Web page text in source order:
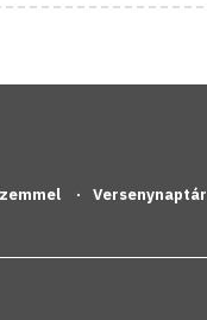
Versenynaptár